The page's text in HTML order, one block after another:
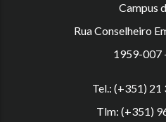
Campus
Rua Conselheiro
1959-007
Tel.: (+351)
Tlm: (+351)